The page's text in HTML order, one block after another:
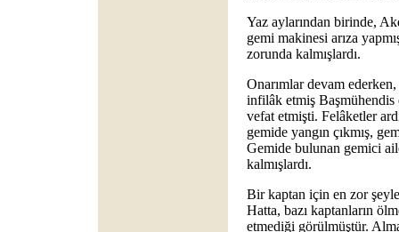
Yaz aylarından birinde,
gemi makinesi arıza
zorunda kalmışlardı.
Onarımlar devam
infilâk etmiş
vefat etmişti. Felâketler
gemide yangın çıkmış,
Gemide bulunan gemici
kalmışlardı.
Bir kaptan için en zor
Hatta, bazı kaptanların
etmediği görülmüştür.